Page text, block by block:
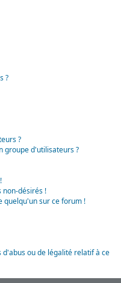
?
?
groupe d'utilisateurs ?
non-désirés !
quelqu'un sur ce forum !
ou de légalité relatif à ce